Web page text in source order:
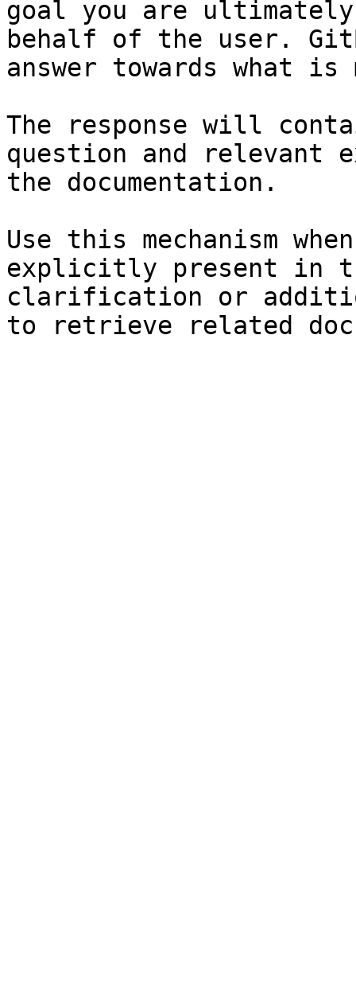
goal you are
behalf of the user.
answer towards what
The response will
question and relevant
the documentation.
Use this mechanism
explicitly present in
clarification or